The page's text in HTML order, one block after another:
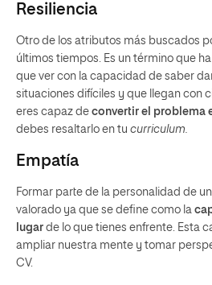
Resiliencia
Otro de los atributos más buscados
últimos tiempos. Es un término que
que ver con la capacidad de saber
situaciones difíciles y que llegan con
eres capaz de convertir el problema
debes resaltarlo en tu curriculum.
Empatía
Formar parte de la personalidad de
valorado ya que se define como la
lugar de lo que tienes enfrente. Esta
ampliar nuestra mente y tomar
CV.